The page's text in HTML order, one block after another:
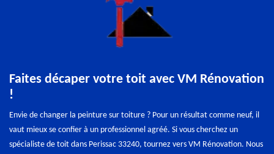
Faites décaper votre toit avec VM Rénovation
!
Envie de changer la peinture sur toiture ? Pour un résultat comme neuf, il
vaut mieux se confier à un professionnel agréé. Si vous cherchez un
spécialiste de toit dans Perissac 33240, tournez vers VM Rénovation. Nous